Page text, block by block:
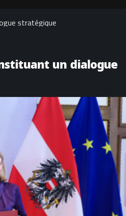
stratégique
un dialogue